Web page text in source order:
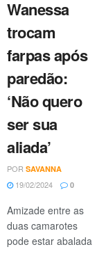
Wanessa
trocam
farpas após
paredão:
‘Não quero
ser sua
aliada’
POR SAVANNA
19/02/2024 0
Amizade entre as
duas camarotes
pode estar abalada